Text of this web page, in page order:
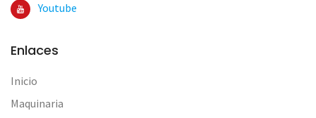
Youtube
Enlaces
Inicio
Maquinaria